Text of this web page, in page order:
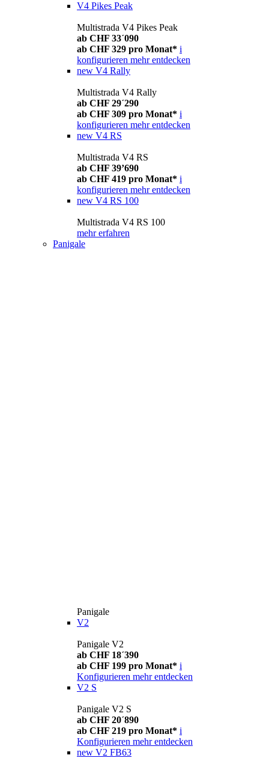
V4 Pikes Peak
Multistrada V4 Pikes Peak
ab CHF 33´090
ab CHF 329 pro Monat* i
konfigurieren mehr entdecken
new V4 Rally
Multistrada V4 Rally
ab CHF 29´290
ab CHF 309 pro Monat* i
konfigurieren mehr entdecken
new V4 RS
Multistrada V4 RS
ab CHF 39’690
ab CHF 419 pro Monat* i
konfigurieren mehr entdecken
new V4 RS 100
Multistrada V4 RS 100
mehr erfahren
Panigale
Panigale
V2
Panigale V2
ab CHF 18´390
ab CHF 199 pro Monat* i
Konfigurieren mehr entdecken
V2 S
Panigale V2 S
ab CHF 20´890
ab CHF 219 pro Monat* i
Konfigurieren mehr entdecken
new V2 FB63